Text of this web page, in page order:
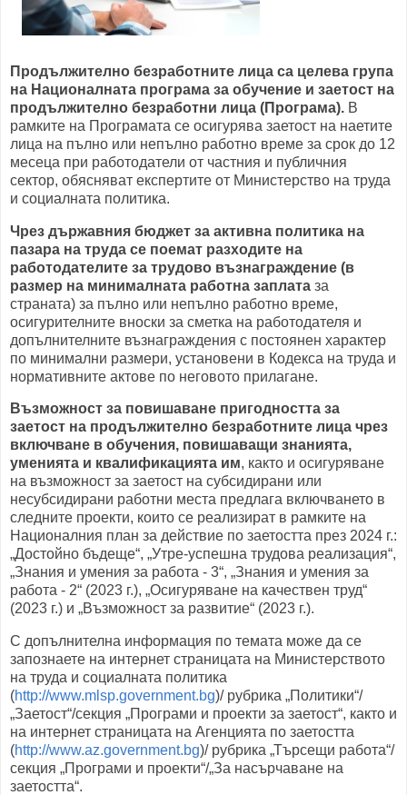
Продължително безработните лица са целева група
на Националната програма за обучение и заетост на
продължително безработни лица (Програма). В
рамките на Програмата се осигурява заетост на наетите
лица на пълно или непълно работно време за срок до 12
месеца при работодатели от частния и публичния
сектор, обясняват експертите от Министерство на труда
и социалната политика.
Чрез държавния бюджет за активна политика на
пазара на труда се поемат разходите на
работодателите за трудово възнаграждение (в
размер на минималната работна заплата за
страната) за пълно или непълно работно време,
осигурителните вноски за сметка на работодателя и
допълнителните възнаграждения с постоянен характер
по минимални размери, установени в Кодекса на труда и
нормативните актове по неговото прилагане.
Възможност за повишаване пригодността за
заетост на продължително безработните лица чрез
включване в обучения, повишаващи знанията,
уменията и квалификацията им, както и осигуряване
на възможност за заетост на субсидирани или
несубсидирани работни места предлага включването в
следните проекти, които се реализират в рамките на
Националния план за действие по заетостта през 2024 г.:
„Достойно бъдеще“, „Утре-успешна трудова реализация“,
„Знания и умения за работа - 3“, „Знания и умения за
работа - 2“ (2023 г.), „Осигуряване на качествен труд“
(2023 г.) и „Възможност за развитие“ (2023 г.).
С допълнителна информация по темата може да се
запознаете на интернет страницата на Министерството
на труда и социалната политика
(http://www.mlsp.government.bg)/ рубрика „Политики“/
„Заетост“/секция „Програми и проекти за заетост“, както и
на интернет страницата на Агенцията по заетостта
(http://www.az.government.bg)/ рубрика „Търсещи работа“/
секция „Програми и проекти“/„За насърчаване на
заетостта“.